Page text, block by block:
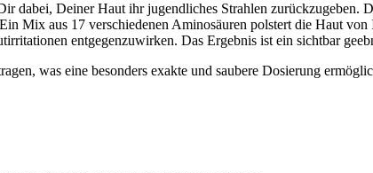
dabei, Deiner Haut ihr jugendliches Strahlen zurückzugeben.
Mix aus 17 verschiedenen Aminosäuren polstert die Haut
entgegenzuwirken. Das Ergebnis ist ein sichtbar
was eine besonders exakte und saubere Dosierung